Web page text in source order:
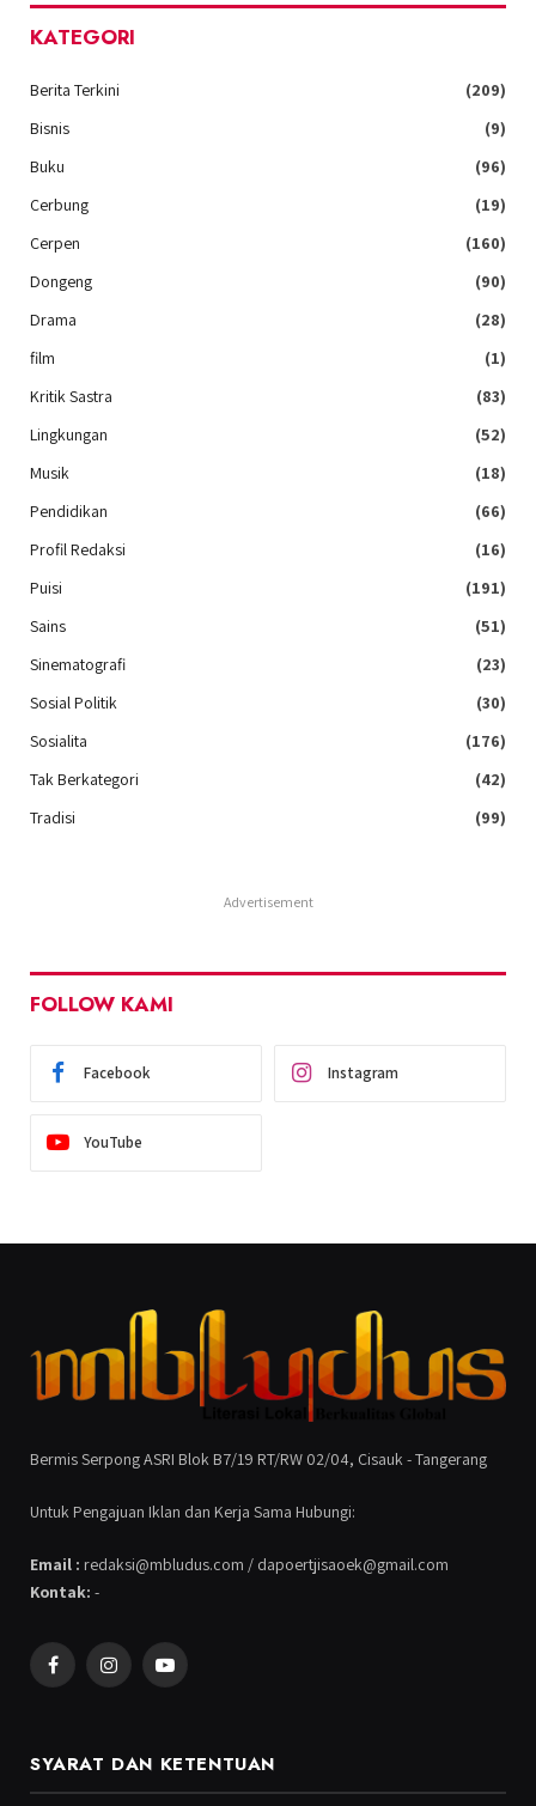
KATEGORI
Berita Terkini
(209)
Bisnis
(9)
Buku
(96)
Cerbung
(19)
Cerpen
(160)
Dongeng
(90)
Drama
(28)
film
(1)
Kritik Sastra
(83)
Lingkungan
(52)
Musik
(18)
Pendidikan
(66)
Profil Redaksi
(16)
Puisi
(191)
Sains
(51)
Sinematografi
(23)
Sosial Politik
(30)
Sosialita
(176)
Tak Berkategori
(42)
Tradisi
(99)
Advertisement
FOLLOW KAMI
Facebook Instagram
YouTube
Bermis Serpong ASRI Blok B7/19 RT/RW 02/04, Cisauk - Tangerang
Untuk Pengajuan Iklan dan Kerja Sama Hubungi:
Email : redaksi@mbludus.com / dapoertjisaoek@gmail.com
Kontak: -
FacebookInstagramYouTube
SYARAT DAN KETENTUAN